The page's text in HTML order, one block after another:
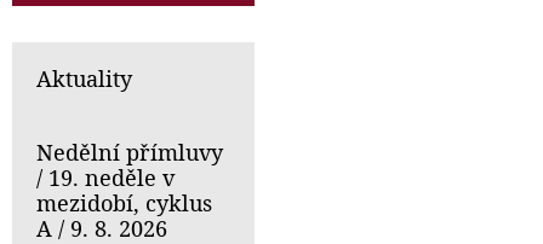
Aktuality
Nedělní přímluvy
/ 19. neděle v
mezidobí, cyklus
A / 9. 8. 2026